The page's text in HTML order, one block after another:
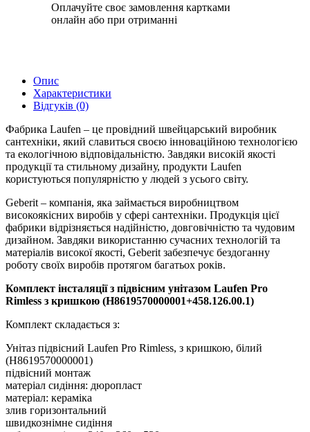
Оплачуйте своє замовлення картками
онлайн або при отриманні
Опис
Характеристики
Відгуків (0)
Фабрика Laufen – це провідний швейцарський виробник
сантехніки, який славиться своєю інноваційною технологією
та екологічною відповідальністю. Завдяки високій якості
продукції та стильному дизайну, продукти Laufen
користуються популярністю у людей з усього світу.
Geberit – компанія, яка займається виробництвом
високоякісних виробів у сфері сантехніки. Продукція цієї
фабрики відрізняється надійністю, довговічністю та чудовим
дизайном. Завдяки використанню сучасних технологій та
матеріалів високої якості, Geberit забезпечує бездоганну
роботу своїх виробів протягом багатьох років.
Комплект інсталяції з підвісним унітазом Laufen Pro
Rimless з кришкою (H8619570000001+458.126.00.1)
Комплект складається з:
Унітаз підвісний Laufen Pro Rimless, з кришкою, білий
(H8619570000001)
підвісний монтаж
матеріал сидіння: дюропласт
матеріал: кераміка
злив горизонтальний
швидкознімне сидіння